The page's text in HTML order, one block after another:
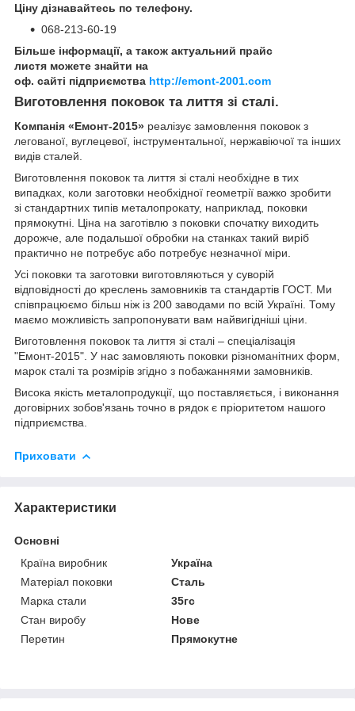
Ціну дізнавайтесь по телефону.
068-213-60-19
Більше інформації, а також актуальний прайс
листя можете знайти на
оф. сайті підприємства http://emont-2001.com
Виготовлення поковок та лиття зі сталі.
Компанія «Емонт-2015» реалізує замовлення поковок з
легованої, вуглецевої, інструментальної, нержавіючої та інших
видів сталей.
Виготовлення поковок та лиття зі сталі необхідне в тих
випадках, коли заготовки необхідної геометрії важко зробити
зі стандартних типів металопрокату, наприклад, поковки
прямокутні. Ціна на заготівлю з поковки спочатку виходить
дорожче, але подальшої обробки на станках такий виріб
практично не потребує або потребує незначної міри.
Усі поковки та заготовки виготовляються у суворій
відповідності до креслень замовників та стандартів ГОСТ. Ми
співпрацюємо більш ніж із 200 заводами по всій Україні. Тому
маємо можливість запропонувати вам найвигідніші ціни.
Виготовлення поковок та лиття зі сталі – спеціалізація
"Емонт-2015". У нас замовляють поковки різноманітних форм,
марок сталі та розмірів згідно з побажаннями замовників.
Висока якість металопродукції, що поставляється, і виконання
договірних зобов'язань точно в рядок є пріоритетом нашого
підприємства.
Приховати
Характеристики
Основні
Країна виробник
Україна
Матеріал поковки
Сталь
Марка стали
35гс
Стан виробу
Нове
Перетин
Прямокутне